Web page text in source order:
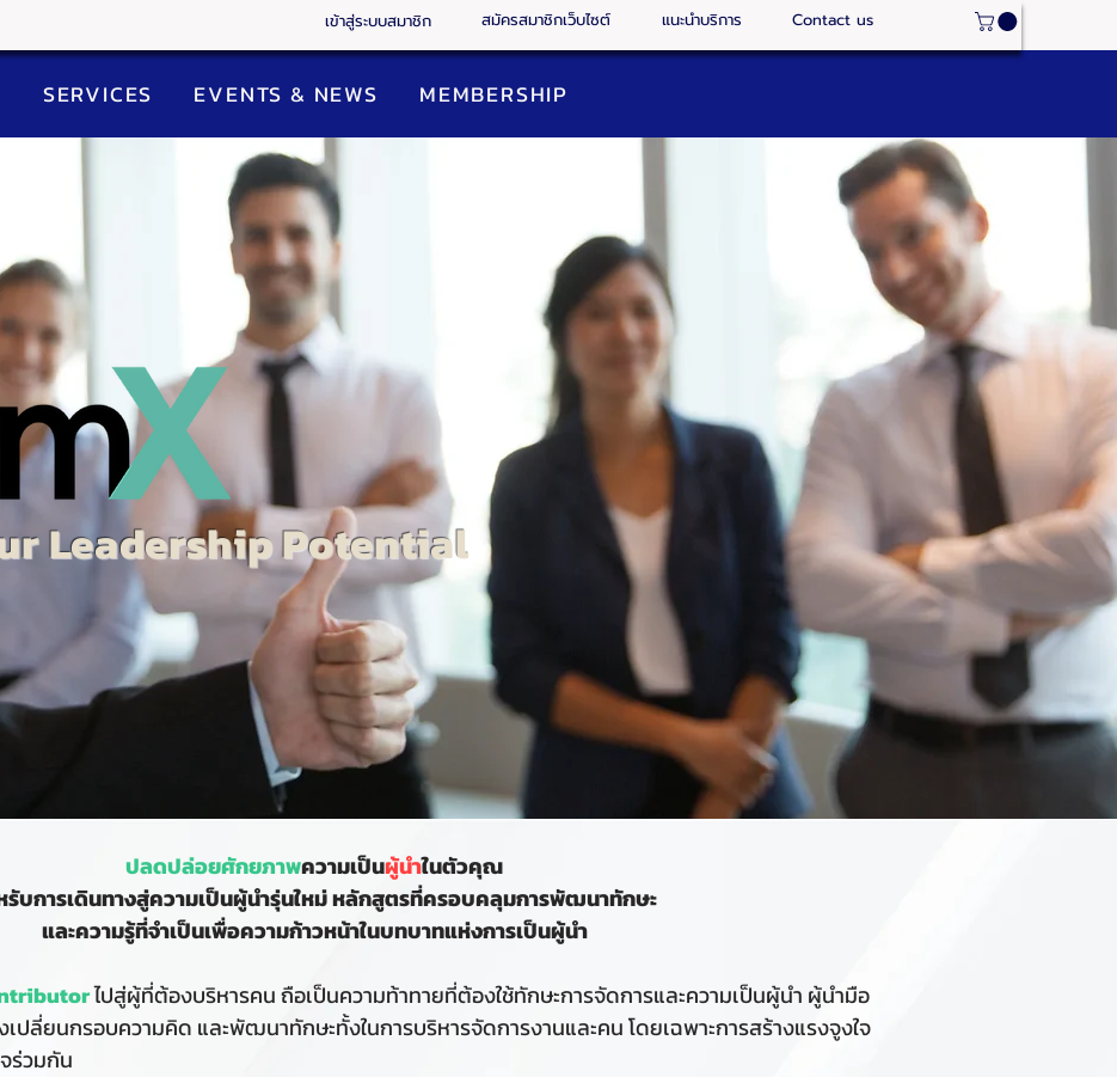
เข้าสู่ระบบสมาชิก สมัครสมาชิกเว็บไซต์ แนะนำบริการ Contact us
SERVICES EVENTS & NEWS MEMBERSHIP
Leadership Potential
ปลดปล่อยศักยภาพความเป็นผู้นำในตัวคุณ
รับการเดินทางสู่ความเป็นผู้นำรุ่นใหม่ หลักสูตรที่ครอบคลุมการพัฒนาทักษะ
และความรู้ที่จำเป็นเพื่อความก้าวหน้าในบทบาทแห่งการเป็นผู้นำ
ไปสู่ผู้ที่ต้องบริหารคน ถือเป็นความท้าทายที่ต้องใช้ทักษะการจัดการและความเป็นผู้นำ ผู้นำมือ
ปลี่ยนกรอบความคิด และพัฒนาทักษะทั้งในการบริหารจัดการงานและคน โดยเฉพาะการสร้างแรงจูงใจ
ร่วมกัน